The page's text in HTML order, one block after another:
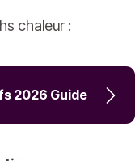
chaleur :
2026 Guide